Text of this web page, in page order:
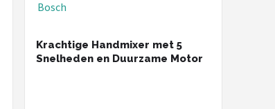
Krachtige Handmixer met 5
Snelheden en Duurzame Motor